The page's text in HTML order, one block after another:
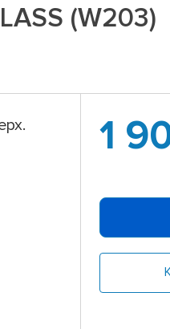
(W203)
1